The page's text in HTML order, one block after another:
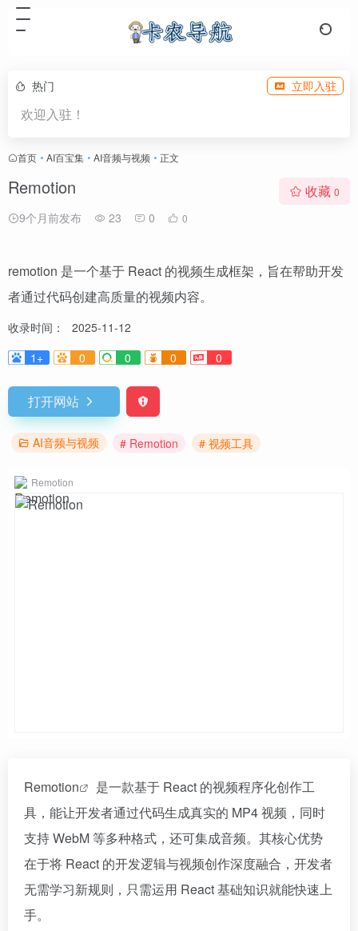
热门 立即入驻
欢迎入驻！
首页 • AI百宝集 • AI音频与视频 • 正文
Remotion
9个月前发布 23 0 0
收藏 0
remotion 是一个基于 React 的视频生成框架，旨在帮助开发
者通过代码创建高质量的视频内容。
收录时间：
2025-11-12
1+
0 0 0 0
打开网站
AI音频与视频 # Remotion # 视频工具
Remotion
Remotion
是一款基于 React 的视频程序化创作工
具，能让开发者通过代码生成真实的 MP4 视频，同时
支持 WebM 等多种格式，还可集成音频。其核心优势
在于将 React 的开发逻辑与视频创作深度融合，开发者
无需学习新规则，只需运用 React 基础知识就能快速上
手。